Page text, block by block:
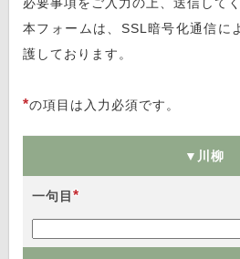
必要事項をご入力の上、送信してく
本フォームは、SSL暗号化通信に
護しております。
*の項目は入力必須です。
▼川柳
一句目 *